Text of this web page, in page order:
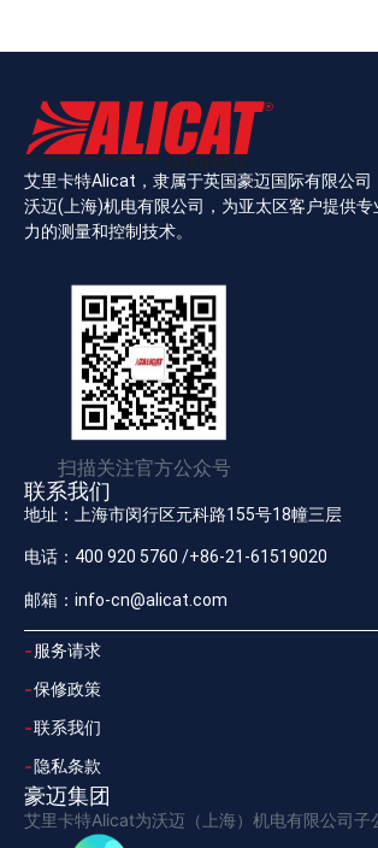
艾里卡特Alicat，隶属于英国豪迈国际有限公司
沃迈(上海)机电有限公司，为亚太区客户提供
力的测量和控制技术。
扫描关注官方公众号
联系我们
地址：上海市闵行区元科路155号18幢三层
电话：400 920 5760 /+86-21-61519020
邮箱：info-cn@alicat.com
服务请求
保修政策
联系我们
隐私条款
豪迈集团
艾里卡特Alicat为沃迈（上海）机电有限公司子